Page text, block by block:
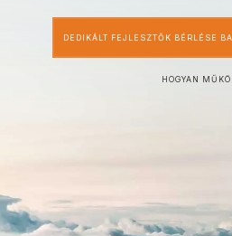
DEDIKÁLT FEJLESZTŐK BÉRLÉSE
HOGYAN